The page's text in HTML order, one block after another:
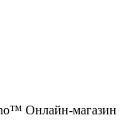
Онлайн-магазин